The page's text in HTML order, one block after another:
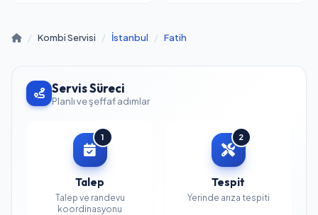
/ Kombi Servisi / İstanbul / Fatih
Servis Süreci
Planlı ve şeffaf adımlar
1
Talep
Talep ve randevu
koordinasyonu
2
Tespit
Yerinde arıza tespiti